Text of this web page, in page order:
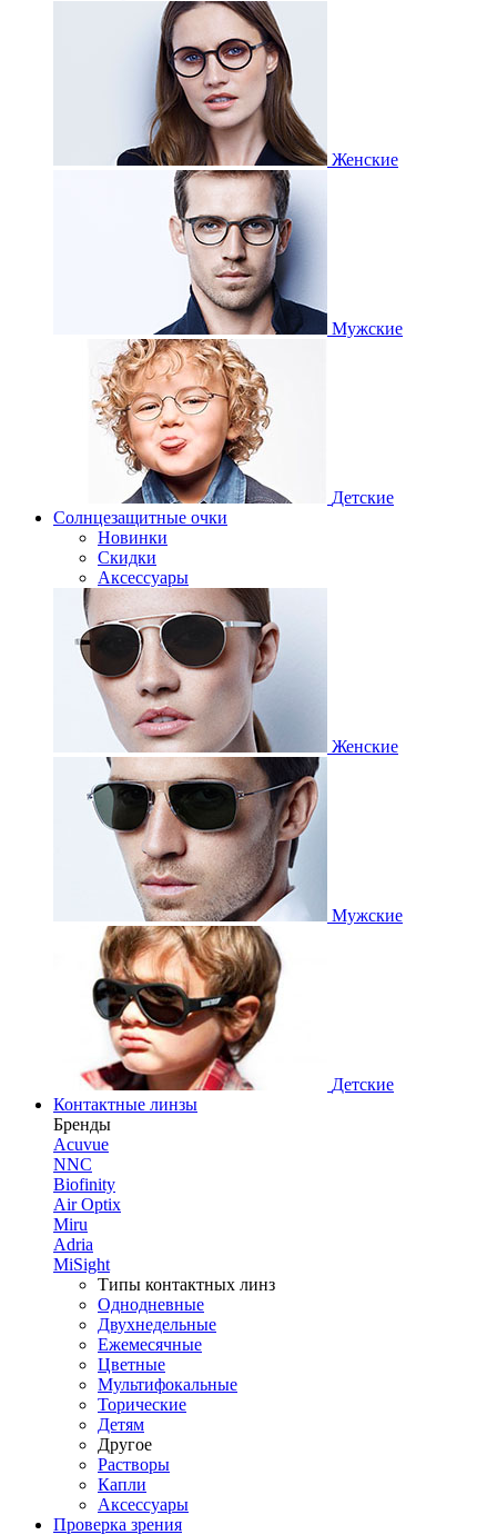
Женские
Мужские
Детские
Солнцезащитные очки
Новинки
Скидки
Аксессуары
Женские
Мужские
Детские
Контактные линзы
Бренды
Acuvue
NNC
Biofinity
Air Optix
Miru
Adria
MiSight
Типы контактных линз
Однодневные
Двухнедельные
Ежемесячные
Цветные
Мультифокальные
Торические
Детям
Другое
Растворы
Капли
Аксессуары
Проверка зрения